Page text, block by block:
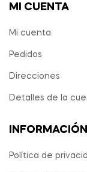
MI CUENTA
Mi cuenta
Pedidos
Direcciones
Detalles de la
INFORMACIÓN
Política de